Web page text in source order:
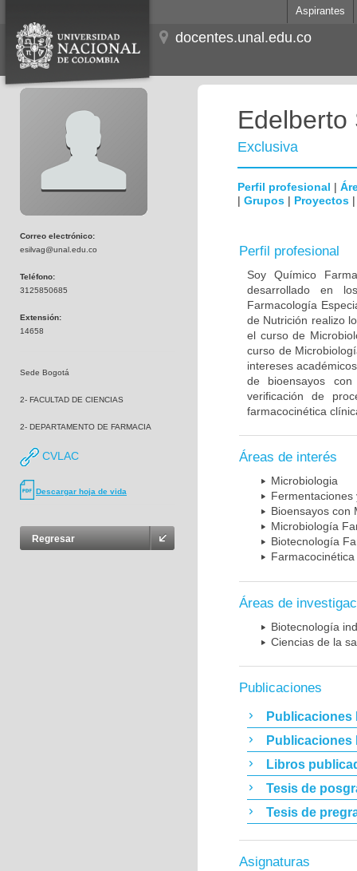
Aspirantes
docentes.unal.edu.co
Correo electrónico:
esilvag@unal.edu.co
Teléfono:
3125850685
Extensión:
14658
Sede Bogotá
2- FACULTAD DE CIENCIAS
2- DEPARTAMENTO DE FARMACIA
CVLAC
Descargar hoja de vida
Regresar
Edelberto
Exclusiva
Perfil profesional |
| Grupos | Proyectos
Perfil profesional
Soy Químico
desarrollado en
Farmacología
de Nutrición realizo
el curso de
curso de
intereses
de bioensayos
verificación de
farmacocinética
Áreas de interés
Microbiologia
Fermentaciones
Bioensayos con
Microbiología
Biotecnología
Áreas de
Biotecnología
Ciencias de la
Publicaciones
Publicaciones
Publicaciones
Libros
Tesis de
Tesis de
Asignaturas